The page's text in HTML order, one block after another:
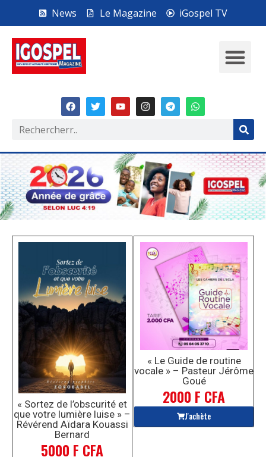
News Le Magazine iGospel TV
« Sortez de l’obscurité et
que votre lumière luise » –
Révérend Aïdara Kouassi
Bernard
5000 F CFA
« Le Guide de routine
vocale » – Pasteur Jérôme
Goué
2000 F CFA
J'achète